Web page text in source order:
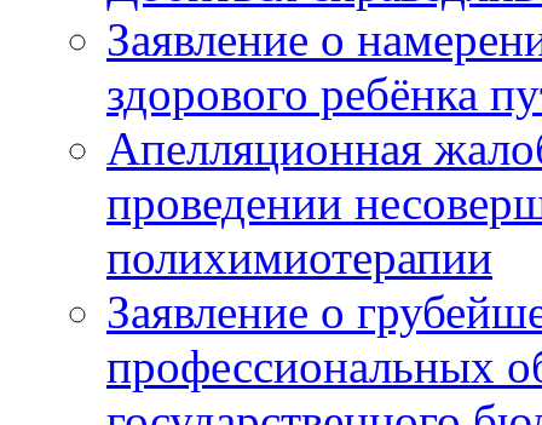
Заявление о
здорового ребёнка
Апелляционная
проведении
полихимиотерапии
Заявление о
профессиональных